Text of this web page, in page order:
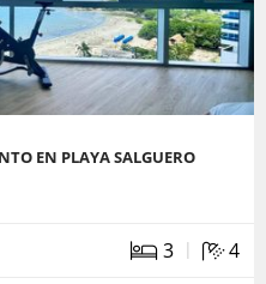
EN PLAYA SALGUERO
3 | 4